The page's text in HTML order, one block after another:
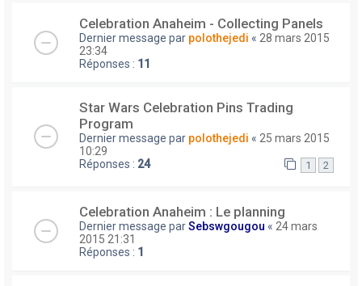
Celebration Anaheim - Collecting Panels
Dernier message par polothejedi « 28 mars 2015
23:34
Réponses : 11
Star Wars Celebration Pins Trading
Program
Dernier message par polothejedi « 25 mars 2015
10:29
Réponses : 24 1 2
Celebration Anaheim : Le planning
Dernier message parSebswgougou « 24 mars
2015 21:31
Réponses : 1